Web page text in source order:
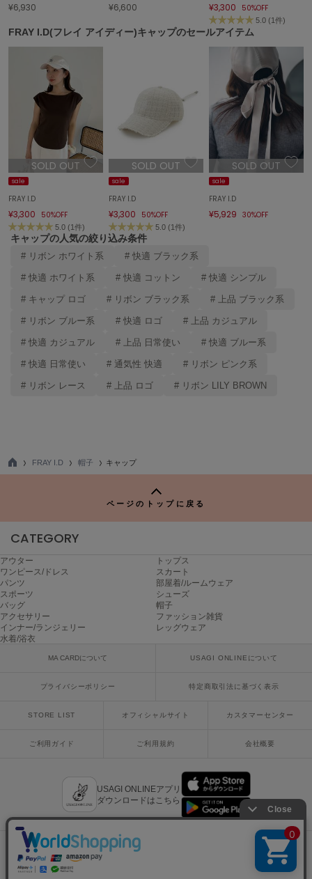
gelato pique
ジェラート ピケ
GELATO PIQUE CAT&DOG
ジェラート ピケ キャットアンドドッグ
gelato pique Sleep
ジェラート ピケ スリープ
GRAMICCI
グラミチ
Henon.
へノン
ハンター
ホカ オネオネ
キーン
ル
レスポートサック
LILY BROWN
リリーブラウン
LILY BROWN Lingerie
リリーブラウンランジェリー
リトルユニオン トウキョウ
made of Organics
miies miim
ミーエスミーム
Mila Owen
¥6,930 ¥6,600 ¥3,300 50%OFF
5.0 (1件)
FRAY I.D(フレイ アイディー)キャップのセールアイテム
SOLD OUT
sale
FRAY I.D
¥3,300 50%OFF
5.0 (1件)
SOLD OUT
sale
FRAY I.D
¥3,300 50%OFF
5.0 (1件)
SOLD OUT
sale
FRAY I.D
¥5,929 30%OFF
キャップの人気の絞り込み条件
# リボン ホワイト系 # 快適 ブラック系
# 快適 ホワイト系 # 快適 コットン # 快適 シンプル
# キャップ ロゴ # リボン ブラック系 # 上品 ブラック系
# リボン ブルー系 # 快適 ロゴ # 上品 カジュアル
# 快適 カジュアル # 上品 日常使い # 快適 ブルー系
# 快適 日常使い # 通気性 快適 # リボン ピンク系
# リボン レース # 上品 ロゴ # リボン LILY BROWN
TO
FRAY I.D 帽子 キャップ
ページのトップに戻る
CATEGORY
アウター
トップス
ワンピース/ドレス
スカート
パンツ
部屋着/ルームウェア
スポーツ
シューズ
バッグ
帽子
アクセサリー
ファッション雑貨
インナー/ランジェリー
レッグウェア
水着/浴衣
MA CARDについて USAGI ONLINEについて
プライバシーポリシー 特定商取引法に基づく表示
STORE LIST オフィシャルサイト カスタマーセンター
ご利用ガイド ご利用規約 会社概要
USAGI ONLINEアプリ
ダウンロードはこちら